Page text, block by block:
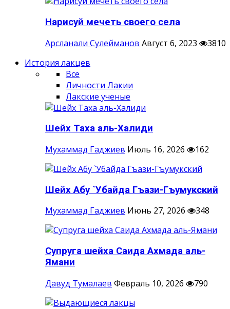
Нарисуй мечеть своего села
Арсланали Сулейманов Август 6, 2023
3810
История лакцев
Все
Личности Лакии
Лакские ученые
Шейх Таха аль-Халиди
Мухаммад Гаджиев Июль 16, 2026 162
Шейх Абу `Убайда Гъази-Гъумукский
Мухаммад Гаджиев Июнь 27, 2026 348
Супруга шейха Саида Ахмада аль-
Ямани
Давуд Тумалаев Февраль 10, 2026 790